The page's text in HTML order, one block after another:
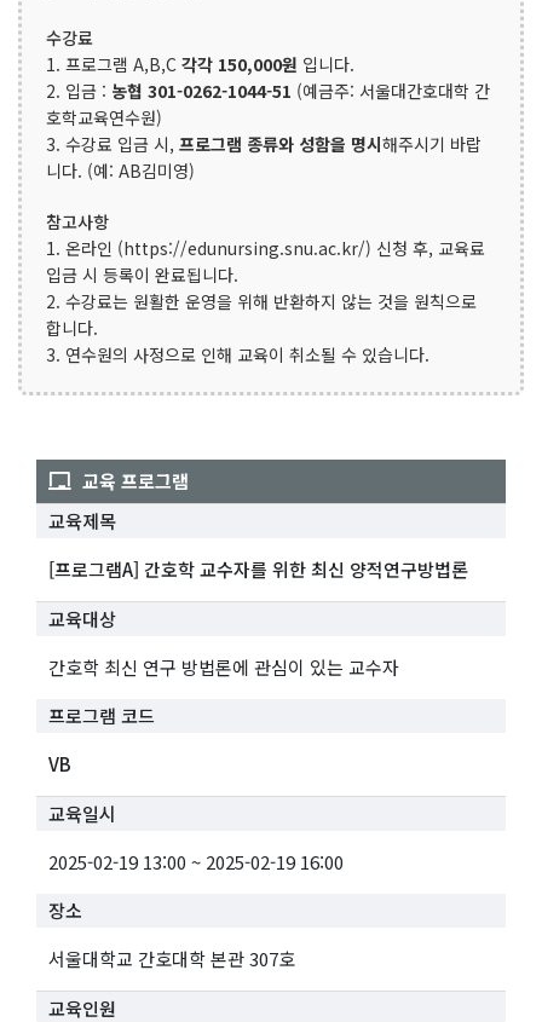
수강료
1. 프로그램 A,B,C 각각 150,000원 입니다.
2. 입금 : 농협 301-0262-1044-51 (예금주: 서울대간호대학 간
호학교육연수원)
3. 수강료 입금 시, 프로그램 종류와 성함을 명시해주시기 바랍
니다. (예: AB김미영)
참고사항
1. 온라인 (https://edunursing.snu.ac.kr/) 신청 후, 교육료
입금 시 등록이 완료됩니다.
2. 수강료는 원활한 운영을 위해 반환하지 않는 것을 원칙으로
합니다.
3. 연수원의 사정으로 인해 교육이 취소될 수 있습니다.
교육 프로그램
교육제목
[프로그램A] 간호학 교수자를 위한 최신 양적연구방법론
교육대상
간호학 최신 연구 방법론에 관심이 있는 교수자
프로그램 코드
VB
교육일시
2025-02-19 13:00 ~ 2025-02-19 16:00
장소
서울대학교 간호대학 본관 307호
교육인원